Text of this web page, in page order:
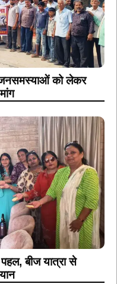
को लेकर
बीज यात्रा से